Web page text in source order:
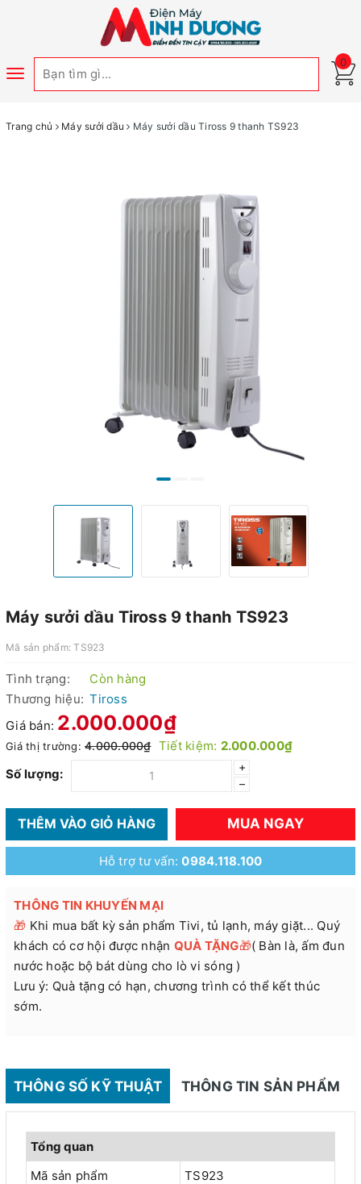
Toggle
0
Trang chủ Máy sưởi dầu Máy sưởi dầu Tiross 9 thanh TS923
Máy sưởi dầu Tiross 9 thanh TS923
Mã sản phẩm:TS923
Tình trạng:
Còn hàng
Thương hiệu: Tiross
Giá bán: 2.000.000₫
Giá thị trường: 4.000.000₫ Tiết kiệm: 2.000.000₫
Số lượng:
+
–
THÊM VÀO GIỎ HÀNG MUA NGAY
Hỗ trợ tư vấn:0984.118.100
THÔNG TIN KHUYẾN MẠI
🎁 Khi mua bất kỳ sản phẩm Tivi, tủ lạnh, máy giặt... Quý
khách có cơ hội được nhận QUÀ TẶNG🎁( Bàn là, ấm đun
nước hoặc bộ bát dùng cho lò vi sóng )
Lưu ý: Quà tặng có hạn, chương trình có thể kết thúc
sớm.
THÔNG SỐ KỸ THUẬT THÔNG TIN SẢN PHẨM
Tổng quan
Mã sản phẩm
TS923